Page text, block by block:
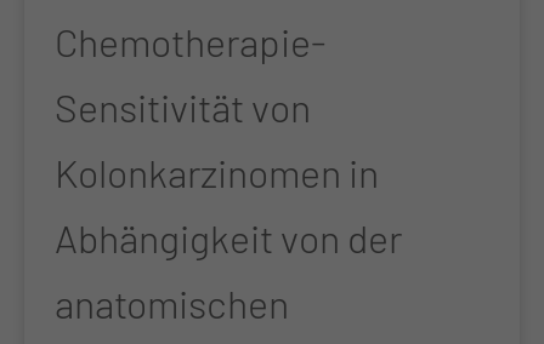
Chemotherapie-
Sensitivität von
Kolonkarzinomen in
Abhängigkeit von der
anatomischen